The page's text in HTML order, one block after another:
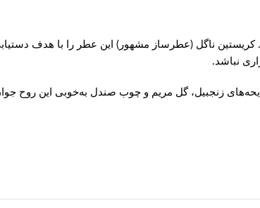
ناگل (عطرساز مشهور) این عطر را با هدف
نباشد.
زنجبیل، گل مریم و چوب صندل به‌خوبی این روح جوان